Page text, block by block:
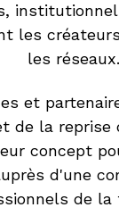
les
les réseaux.
et
de la reprise
concept
d'une
de la